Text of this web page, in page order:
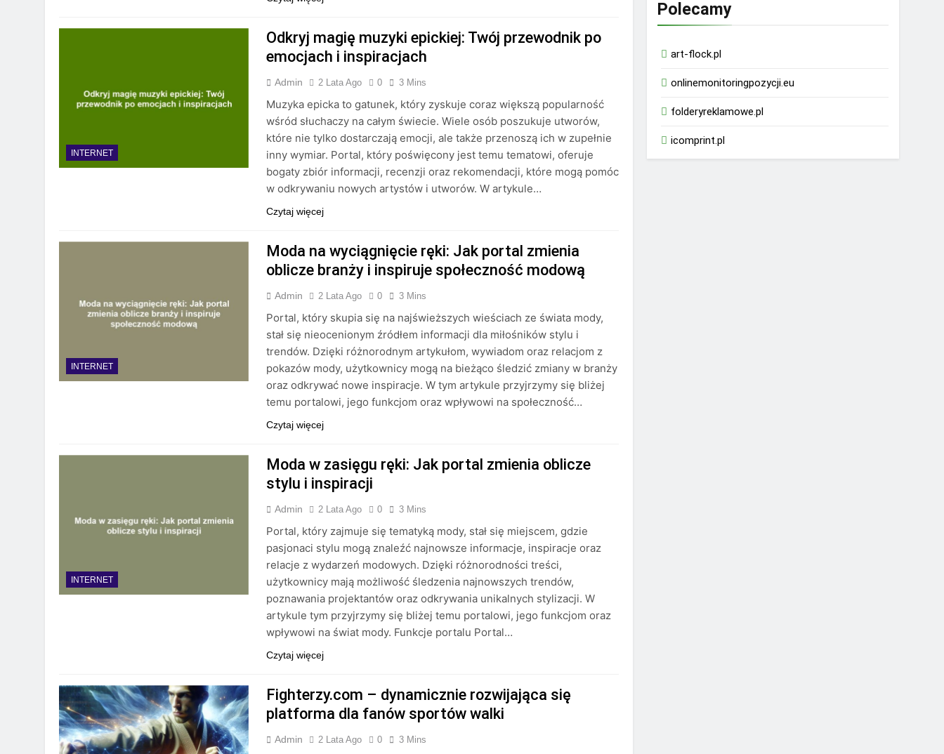
INTERNET
Odkryj magię muzyki epickiej: Twój przewodnik po
emocjach i inspiracjach
Admin 2 Lata Ago 0 3 Mins
Muzyka epicka to gatunek, który zyskuje coraz większą popularność
wśród słuchaczy na całym świecie. Wiele osób poszukuje utworów,
które nie tylko dostarczają emocji, ale także przenoszą ich w zupełnie
inny wymiar. Portal, który poświęcony jest temu tematowi, oferuje
bogaty zbiór informacji, recenzji oraz rekomendacji, które mogą pomóc
w odkrywaniu nowych artystów i utworów. W artykule…
Czytaj więcej
INTERNET
Moda na wyciągnięcie ręki: Jak portal zmienia
oblicze branży i inspiruje społeczność modową
Admin 2 Lata Ago 0 3 Mins
Portal, który skupia się na najświeższych wieściach ze świata mody,
stał się nieocenionym źródłem informacji dla miłośników stylu i
trendów. Dzięki różnorodnym artykułom, wywiadom oraz relacjom z
pokazów mody, użytkownicy mogą na bieżąco śledzić zmiany w branży
oraz odkrywać nowe inspiracje. W tym artykule przyjrzymy się bliżej
temu portalowi, jego funkcjom oraz wpływowi na społeczność…
Czytaj więcej
INTERNET
Moda w zasięgu ręki: Jak portal zmienia oblicze
stylu i inspiracji
Admin 2 Lata Ago 0 3 Mins
Portal, który zajmuje się tematyką mody, stał się miejscem, gdzie
pasjonaci stylu mogą znaleźć najnowsze informacje, inspiracje oraz
relacje z wydarzeń modowych. Dzięki różnorodności treści,
użytkownicy mają możliwość śledzenia najnowszych trendów,
poznawania projektantów oraz odkrywania unikalnych stylizacji. W
artykule tym przyjrzymy się bliżej temu portalowi, jego funkcjom oraz
wpływowi na świat mody. Funkcje portalu Portal…
Czytaj więcej
Fighterzy.com – dynamicznie rozwijająca się
platforma dla fanów sportów walki
Admin 2 Lata Ago 0 3 Mins
Polecamy
art-flock.pl
onlinemonitoringpozycji.eu
folderyreklamowe.pl
icomprint.pl